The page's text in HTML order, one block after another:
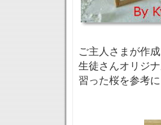
ご主人さまが作
生徒さんオリジナ
習った桜を参考